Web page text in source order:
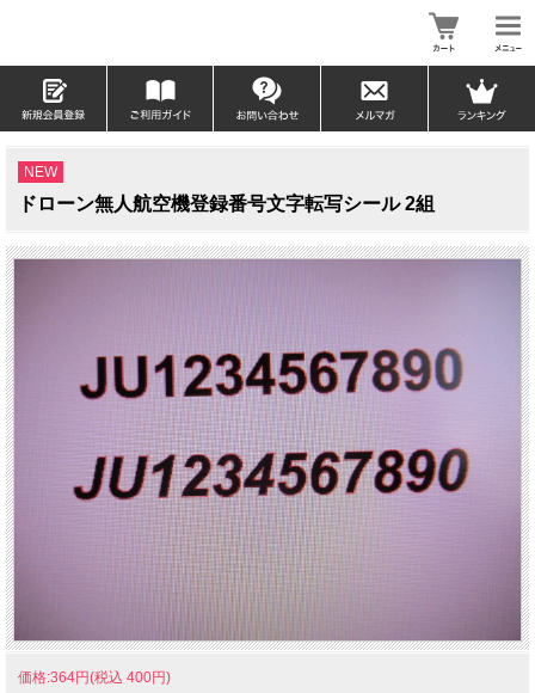
NEW
ドローン無人航空機登録番号文字転写シール 2組
価格:364円(税込 400円)